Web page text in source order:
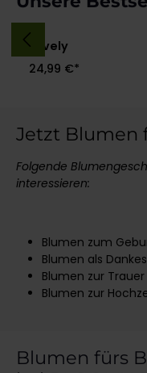
Lovely
24,99 €*
Jetzt Blumen
Folgende
interessieren:
Blumen zum
Blumen als
Blumen zur Trauer
Blumen zur
Blumen fürs